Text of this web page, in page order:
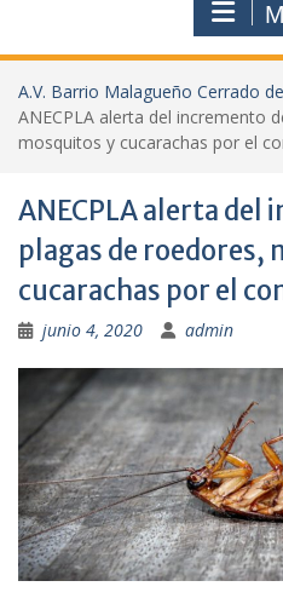
A.V. Barrio Malagueño Cerrado
ANECPLA alerta del incremento
mosquitos y cucarachas por el
ANECPLA alerta del
plagas de roedores,
cucarachas por el
junio 4, 2020 admin